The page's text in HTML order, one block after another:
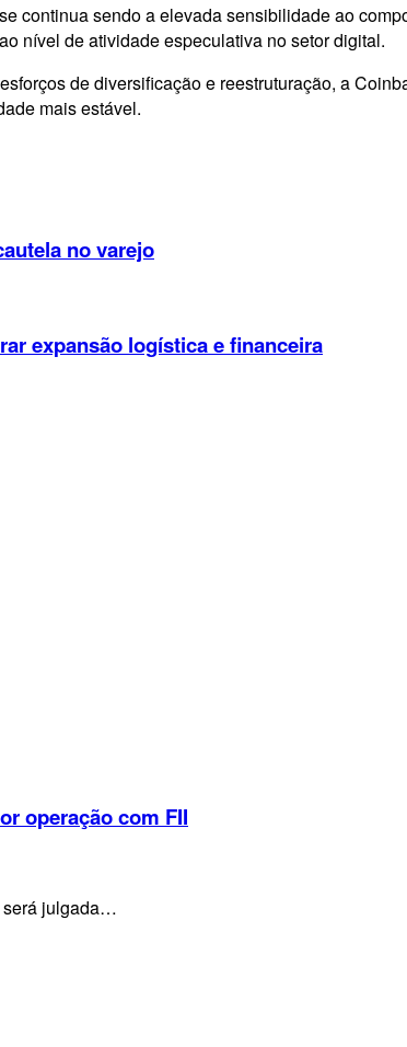
continua sendo a elevada sensibilidade ao
nível de atividade especulativa no setor digital.
de diversificação e reestruturação, a
mais estável.
no varejo
expansão logística e financeira
operação com FII
será julgada…